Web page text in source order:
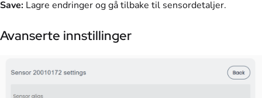
Save: Lagre endringer og gå tilbake til sensordetaljer.
Avanserte innstillinger